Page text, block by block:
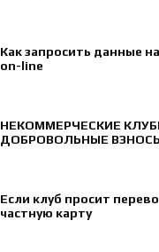
Как запросить данные
on-line
НЕКОММЕРЧЕСКИЕ
ДОБРОВОЛЬНЫЕ
Если клуб просит
частную карту